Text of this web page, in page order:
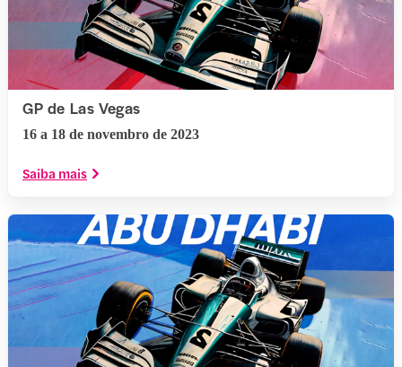
GP de Las Vegas
16 a 18 de novembro de 2023
Saiba mais